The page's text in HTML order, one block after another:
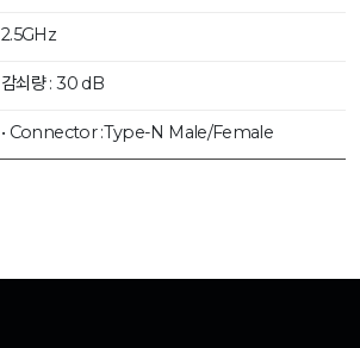
2.5GHz
감쇠량 : 30 dB
• Connector :Type-N Male/Female